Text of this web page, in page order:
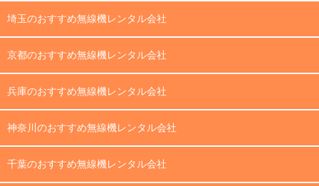
埼玉のおすすめ無線機レンタル会社
京都のおすすめ無線機レンタル会社
兵庫のおすすめ無線機レンタル会社
神奈川のおすすめ無線機レンタル会社
千葉のおすすめ無線機レンタル会社